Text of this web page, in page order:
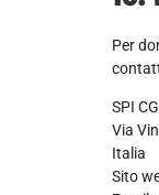
Per
SPI
Via
Italia
Sito